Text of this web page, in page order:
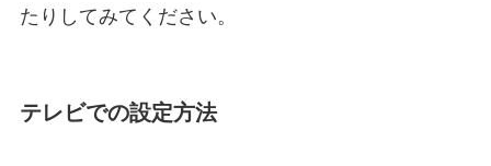
たりしてみてください。
テレビでの設定方法